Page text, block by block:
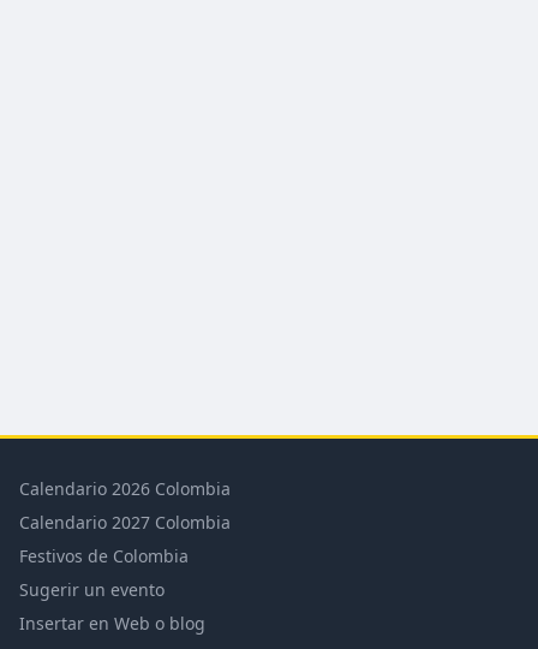
Calendario 2026 Colombia
Calendario 2027 Colombia
Festivos de Colombia
Sugerir un evento
Insertar en Web o blog